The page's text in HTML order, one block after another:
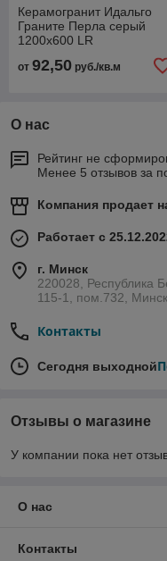
Керамогранит Идальго
Граните Перла серый
1200х600 LR
от 92,50 руб./кв.м
О нас
Рейтинг не
Менее 5 отзывов за
Компания продает
Работает с
г. Минск
220028, Республика
115-1, пом.732,
Контакты
Сегодня выходной
Отзывы о магазине
У компании пока нет
О нас
Контакты